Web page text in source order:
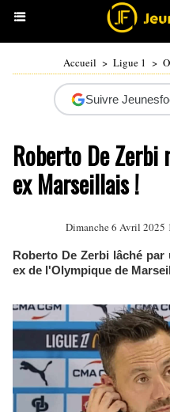
Accueil > Ligue 1 >
Suivre
Roberto De
ex Marseillais !
Dimanche 6 Avril 2025
Roberto De Zerbi lâché
ex de l'Olympique de